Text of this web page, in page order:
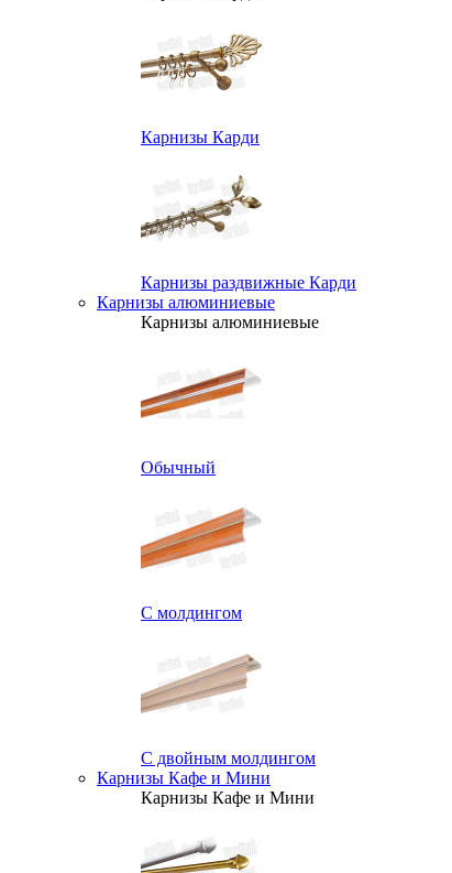
Карнизы Карди
Карнизы раздвижные Карди
Карнизы алюминиевые
Карнизы алюминиевые
Обычный
С молдингом
С двойным молдингом
Карнизы Кафе и Мини
Карнизы Кафе и Мини